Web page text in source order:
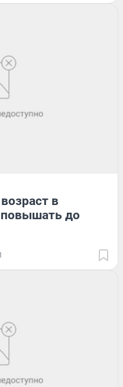
в
повышать до